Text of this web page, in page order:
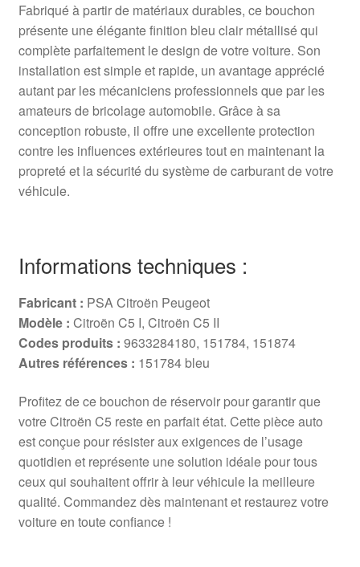
Fabriqué à partir de matériaux durables, ce bouchon
présente une élégante finition bleu clair métallisé qui
complète parfaitement le design de votre voiture. Son
installation est simple et rapide, un avantage apprécié
autant par les mécaniciens professionnels que par les
amateurs de bricolage automobile. Grâce à sa
conception robuste, il offre une excellente protection
contre les influences extérieures tout en maintenant la
propreté et la sécurité du système de carburant de votre
véhicule.
Informations techniques :
Fabricant : PSA Citroën Peugeot
Modèle : Citroën C5 I, Citroën C5 II
Codes produits : 9633284180, 151784, 151874
Autres références : 151784 bleu
Profitez de ce bouchon de réservoir pour garantir que
votre Citroën C5 reste en parfait état. Cette pièce auto
est conçue pour résister aux exigences de l’usage
quotidien et représente une solution idéale pour tous
ceux qui souhaitent offrir à leur véhicule la meilleure
qualité. Commandez dès maintenant et restaurez votre
voiture en toute confiance !